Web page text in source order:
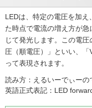
LEDは、特定の電圧を加え
た時点で電流の増え方が
じて発光します。この電
圧（順電圧）」といい、
って表現されます。
読み方：えるいーでぃーの
英語正式表記：LED